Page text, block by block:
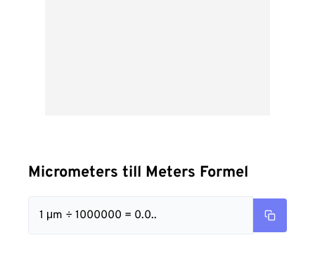
Micrometers till Meters Formel
1 μm ÷ 1000000 = 0.0..